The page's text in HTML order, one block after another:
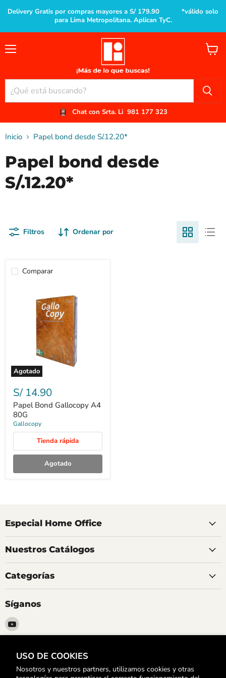
USO DE COOKIES
Nosotros y nuestros partners, utilizamos cookies y otras
Delivery Gratis por compras mayores a S/ 179.90 *válido solo
para Lima Metropolitana. Aplican TyC.
Chat con Srta. Li 981 177 323
Ver
Inicio Papel bond desde S/.12.20*
Papel bond desde
S/.12.20*
Filtros Ordenar por
Comparar
Agotado
Bond
Gallocopy
A4
80G
S/ 14.90
Papel Bond Gallocopy A4
80G
Gallocopy
Tienda rápida
Agotado
Especial Home Office
Nuestros Catálogos
Categorías
Síganos
Encuéntrenos
en
Suscríbete